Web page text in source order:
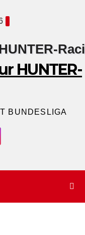
HUNTER-
BUNDESLIGA